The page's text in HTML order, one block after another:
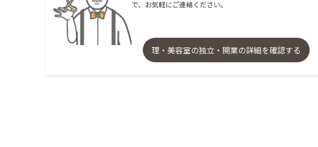
で、お気軽にご連絡ください。
理・美容室の独立・開業の詳細を確認する